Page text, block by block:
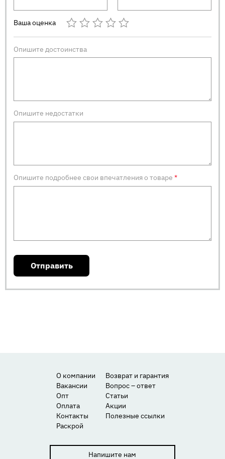
Ваша оценка
Опишите достоинства
Опишите недостатки
Опишите подробнее свои впечатления о товаре*
О компании
Вакансии
Опт
Оплата
Контакты
Раскрой
Возврат и гарантия
Вопрос – ответ
Статьи
Акции
Полезные ссылки
Напишите нам